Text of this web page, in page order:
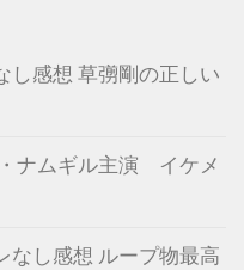
し感想 草彅剛の正しい
ナムギル主演 イケメ
なし感想 ループ物最高